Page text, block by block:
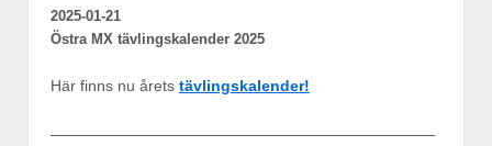
2025-01-21
Östra MX tävlingskalender 2025
Här finns nu årets tävlingskalender!
—————————————————————————